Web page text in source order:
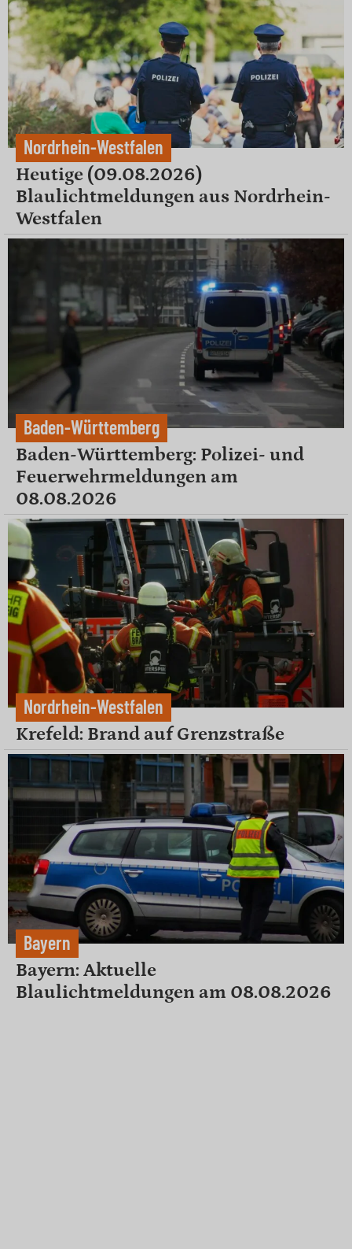
Nordrhein-Westfalen
Heutige (09.08.2026)
Blaulichtmeldungen aus Nordrhein-
Westfalen
Baden-Württemberg
Baden-Württemberg: Polizei- und
Feuerwehrmeldungen am
08.08.2026
Nordrhein-Westfalen
Krefeld: Brand auf Grenzstraße
Bayern
Bayern: Aktuelle
Blaulichtmeldungen am 08.08.2026